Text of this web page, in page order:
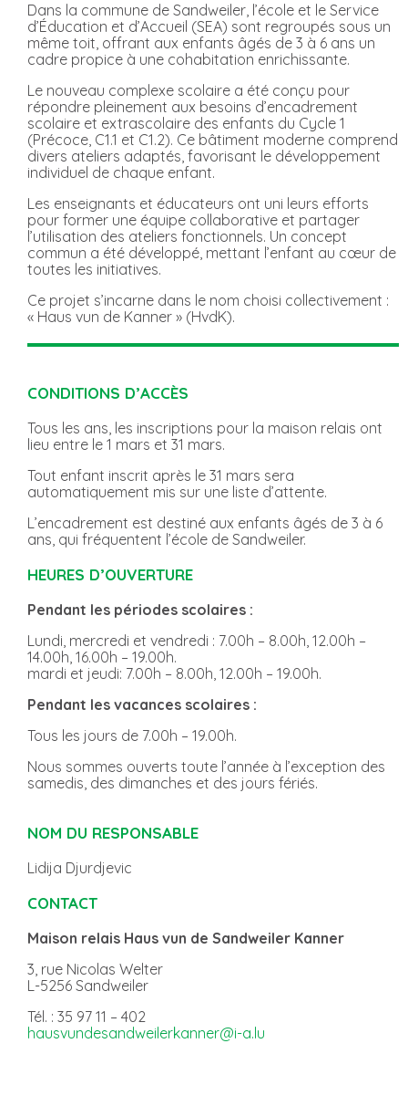
Dans la commune de Sandweiler, l’école et le Service
d’Éducation et d’Accueil (SEA) sont regroupés sous un
même toit, offrant aux enfants âgés de 3 à 6 ans un
cadre propice à une cohabitation enrichissante.
Le nouveau complexe scolaire a été conçu pour
répondre pleinement aux besoins d’encadrement
scolaire et extrascolaire des enfants du Cycle 1
(Précoce, C1.1 et C1.2). Ce bâtiment moderne comprend
divers ateliers adaptés, favorisant le développement
individuel de chaque enfant.
Les enseignants et éducateurs ont uni leurs efforts
pour former une équipe collaborative et partager
l’utilisation des ateliers fonctionnels. Un concept
commun a été développé, mettant l’enfant au cœur de
toutes les initiatives.
Ce projet s’incarne dans le nom choisi collectivement :
« Haus vun de Kanner » (HvdK).
CONDITIONS D’ACCÈS
Tous les ans, les inscriptions pour la maison relais ont
lieu entre le 1 mars et 31 mars.
Tout enfant inscrit après le 31 mars sera
automatiquement mis sur une liste d’attente.
L’encadrement est destiné aux enfants âgés de 3 à 6
ans, qui fréquentent l’école de Sandweiler.
HEURES D’OUVERTURE
Pendant les périodes scolaires :
Lundi, mercredi et vendredi : 7.00h – 8.00h, 12.00h –
14.00h, 16.00h – 19.00h.
mardi et jeudi: 7.00h – 8.00h, 12.00h – 19.00h.
Pendant les vacances scolaires :
Tous les jours de 7.00h – 19.00h.
Nous sommes ouverts toute l’année à l’exception des
samedis, des dimanches et des jours fériés.
NOM DU RESPONSABLE
Lidija Djurdjevic
CONTACT
Maison relais Haus vun de Sandweiler Kanner
3, rue Nicolas Welter
L-5256 Sandweiler
Tél. : 35 97 11 – 402
hausvundesandweilerkanner@i-a.lu